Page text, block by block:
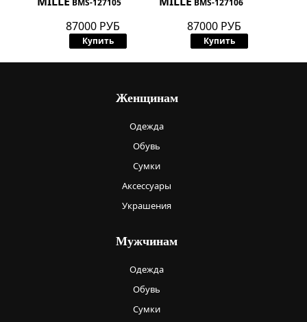
BMS-127105
87000 РУБ
Купить
BMS-127106
87000 РУБ
Купить
Женщинам
Одежда
Обувь
Сумки
Аксессуары
Украшения
Мужчинам
Одежда
Обувь
Сумки